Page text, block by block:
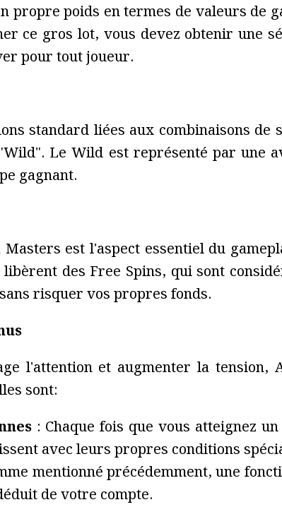
propre poids en termes de valeurs
ce gros lot, vous devez obtenir une
pour tout joueur.
standard liées aux combinaisons
Le Wild est représenté par une
gagnant.
est l'aspect essentiel du
des Free Spins, qui sont
risquer vos propres fonds.
l'attention et augmenter la tension,
sont:
: Chaque fois que vous atteignez
avec leurs propres conditions
mentionné précédemment, une
de votre compte.